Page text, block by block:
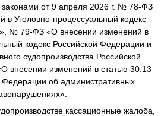
от 9 апреля 2026 г. № 78-ФЗ
в Уголовно-процессуальный кодекс
№ 79-ФЗ «О внесении изменений в
кодекс Российской Федерации и
судопроизводства Российской
изменений в статью 30.13
Федерации об административных
кассационные жалоба,